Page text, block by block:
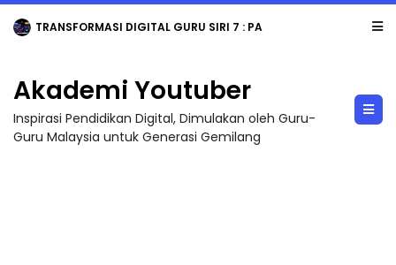
TRANSFORMASI DIGITAL GURU SIRI 7 : PAHLAWAN DIGITAL PENYELAMAT DUNIA
Akademi Youtuber
Inspirasi Pendidikan Digital, Dimulakan oleh Guru-
Guru Malaysia untuk Generasi Gemilang